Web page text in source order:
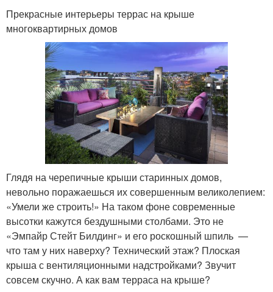
Прекрасные интерьеры террас на крыше
многоквартирных домов
Глядя на черепичные крыши старинных домов,
невольно поражаешься их совершенным великолепием:
«Умели же строить!» На таком фоне современные
высотки кажутся бездушными столбами. Это не
«Эмпайр Стейт Билдинг» и его роскошный шпиль —
что там у них наверху? Технический этаж? Плоская
крыша с вентиляционными надстройками? Звучит
совсем скучно. А как вам терраса на крыше?